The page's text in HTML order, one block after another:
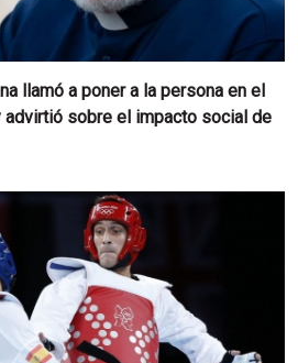
llamó a poner a la persona en el
advirtió sobre el impacto social de